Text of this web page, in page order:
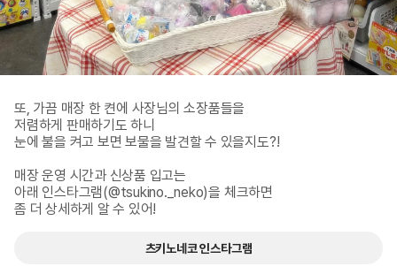
또, 가끔 매장 한 켠에 사장님의 소장품들을
저렴하게 판매하기도 하니
눈에 불을 켜고 보면 보물을 발견할 수 있을지도?!
매장 운영 시간과 신상품 입고는
아래 인스타그램(@tsukino._neko)을 체크하면
좀 더 상세하게 알 수 있어!
츠키노네코 인스타그램